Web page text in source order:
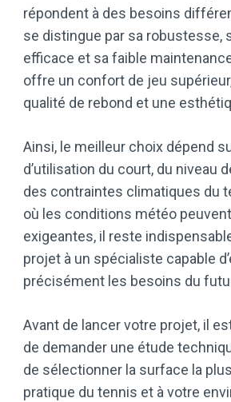
répondent à des besoins
se distingue par sa robustesse,
efficace et sa faible
offre un confort de jeu
qualité de rebond et une
Ainsi, le meilleur choix dépend
d’utilisation du court, du niveau
des contraintes climatiques du
où les conditions météo
exigeantes, il reste
projet à un spécialiste capable
précisément les besoins du
Avant de lancer votre projet, il
de demander une étude
de sélectionner la surface la
pratique du tennis et à votre